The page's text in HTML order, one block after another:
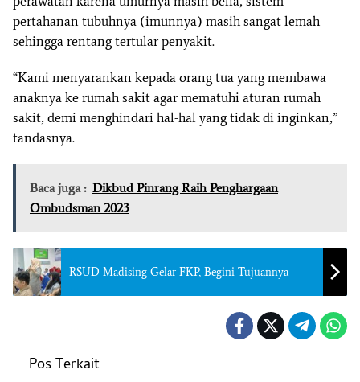
pertahanan tubuhnya (imunnya) masih sangat lemah
sehingga rentang tertular penyakit.
“Kami menyarankan kepada orang tua yang membawa
anaknya ke rumah sakit agar mematuhi aturan rumah
sakit, demi menghindari hal-hal yang tidak di inginkan,”
tandasnya.
Baca juga : Dikbud Pinrang Raih Penghargaan
Ombudsman 2023
RSUD Madising Gelar FKP, Begini Tujuannya
Pos Terkait